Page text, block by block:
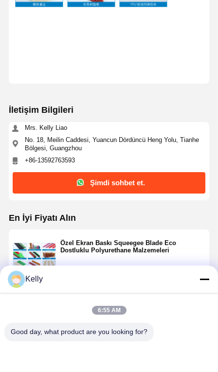
Ana Sayfa
Kalite Kontrol Bize Ulaşın
Tüm Servis
Talepleri
Şimdi Sohbet
Et.
Serigrafi Emülsiyonu
Serigrafi Kazıyıcı Bıçağı
Çizime Dirençli Mürekkep
İletişim Bilgileri
Mrs. Kelly Liao
No. 18, Meilin Caddesi, Yuancun Dördüncü Heng Yolu, Tianhe
Bölgesi, Guangzhou
+86-13592763593
Şimdi sohbet et.
En İyi Fiyatı Alın
Özel Ekran Baskı Squeegee Blade Eco
Dostluklu Polyurethane Malzemeleri
Devam et
Önerilen Ürünler
Kelly
6:55 AM
Good day, what product are you looking for?